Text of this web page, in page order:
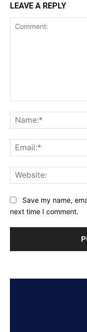
LEAVE A REPLY
Save my name,
next time I comment.